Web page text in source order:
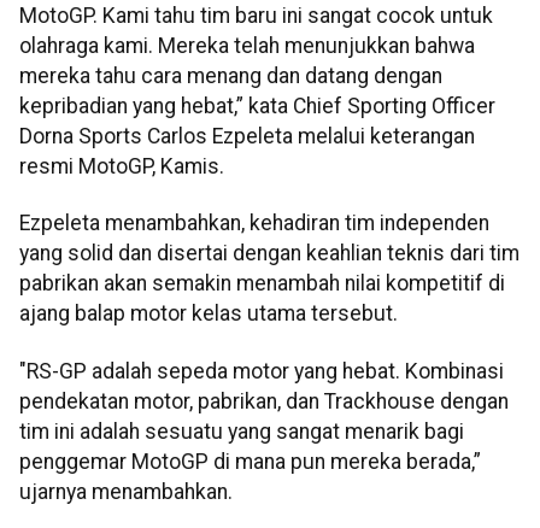
MotoGP. Kami tahu tim baru ini sangat cocok untuk
olahraga kami. Mereka telah menunjukkan bahwa
mereka tahu cara menang dan datang dengan
kepribadian yang hebat,” kata Chief Sporting Officer
Dorna Sports Carlos Ezpeleta melalui keterangan
resmi MotoGP, Kamis.
Ezpeleta menambahkan, kehadiran tim independen
yang solid dan disertai dengan keahlian teknis dari tim
pabrikan akan semakin menambah nilai kompetitif di
ajang balap motor kelas utama tersebut.
"RS-GP adalah sepeda motor yang hebat. Kombinasi
pendekatan motor, pabrikan, dan Trackhouse dengan
tim ini adalah sesuatu yang sangat menarik bagi
penggemar MotoGP di mana pun mereka berada,”
ujarnya menambahkan.